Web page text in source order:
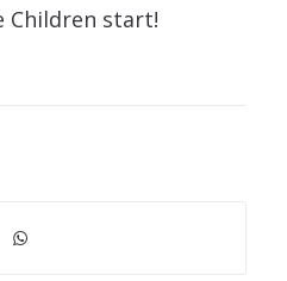
Children start!